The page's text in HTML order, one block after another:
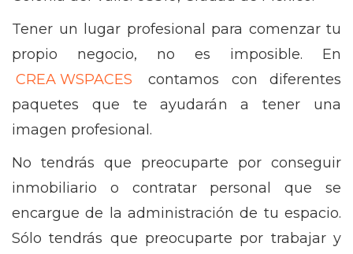
Tener un lugar profesional para comenzar tu
propio negocio, no es imposible. En
CREA WSPACES
contamos con diferentes
paquetes que te ayudarán a tener una
imagen profesional.
No tendrás que preocuparte por conseguir
inmobiliario o contratar personal que se
encargue de la administración de tu espacio.
Sólo tendrás que preocuparte por trabajar y